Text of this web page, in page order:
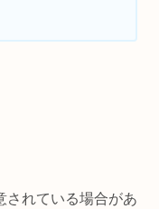
されている場合があ